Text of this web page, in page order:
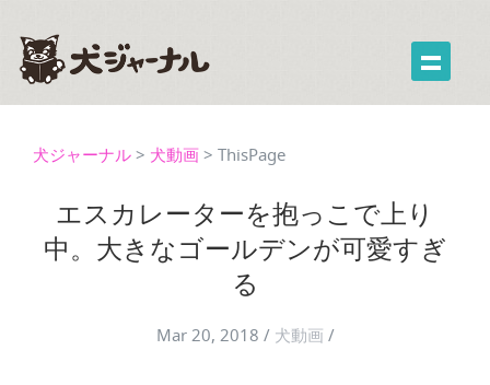
犬ジャーナル > 犬動画 > ThisPage
エスカレーターを抱っこで上り
中。大きなゴールデンが可愛すぎ
る
Mar 20, 2018 / 犬動画 /